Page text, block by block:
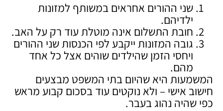
שני ההורים אחראים במשותף למזונות
ילדיהם.
חובת התשלום אינה מוטלת עוד רק על האב.
גובה המזונות ייקבע לפי הכנסות שני ההורים
ויחסי הזמן שהילדים שוהים אצל כל אחד
מהם.
המשמעות היא שהיום בתי המשפט מבצעים
חישוב אישי – ולא נוקטים עוד בסכום קבוע מראש
כפי שהיה נהוג בעבר.